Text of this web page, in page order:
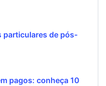
de pós-
pagos: conheça 10